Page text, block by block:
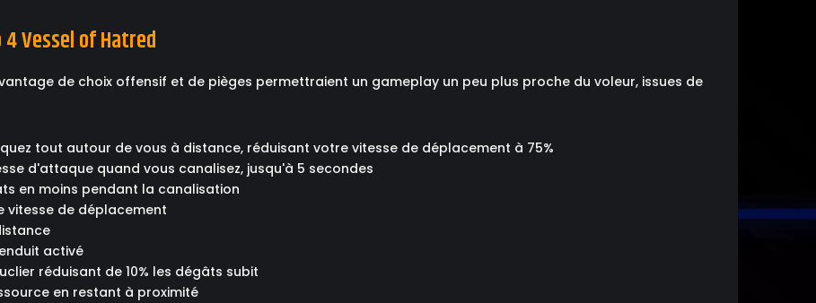
Vessel of Hatred
de choix offensif et de pièges permettraient un gameplay un peu plus proche du voleur, issues de
tout autour de vous à distance, réduisant votre vitesse de déplacement à 75%
d'attaque quand vous canalisez, jusqu'à 5 secondes
en moins pendant la canalisation
vitesse de déplacement
activé
réduisant de 10% les dégâts subit
en restant à proximité